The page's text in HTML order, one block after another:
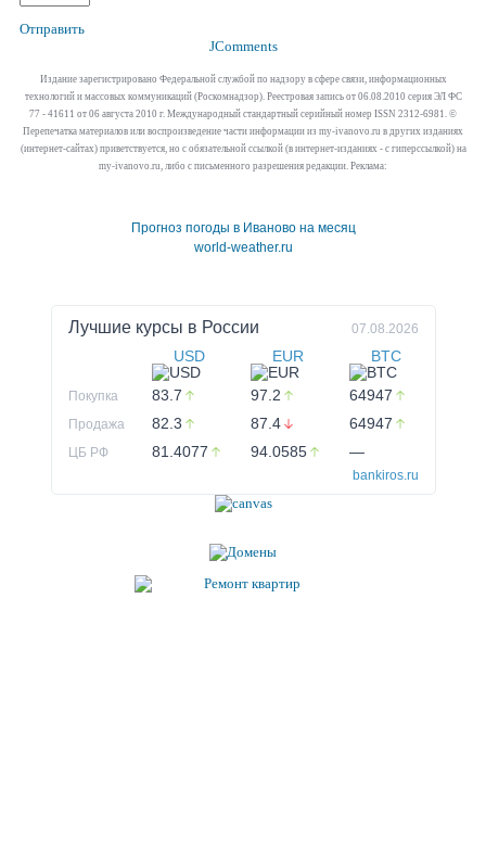
Отправить
JComments
Издание зарегистрировано Федеральной службой по надзору в сфере связи, информационных
технологий и массовых коммуникаций (Роскомнадзор). Реестровая запись от 06.08.2010 серия ЭЛ ФС
77 - 41611 от 06 августа 2010 г. Международный стандартный серийный номер ISSN 2312-6981. ©
Перепечатка материалов или воспроизведение части информации из my-ivanovo.ru в других изданиях
(интернет-сайтах) приветствуется, но с обязательной ссылкой (в интернет-изданиях - с гиперссылкой) на
my-ivanovo.ru, либо с письменного разрешения редакции. Реклама:
Прогноз погоды в Иваново на месяц
world-weather.ru
Лучшие курсы в России 07.08.2026
USD EUR BTC
Покупка 83.7 97.2 64947
Продажа 82.3 87.4 64947
ЦБ РФ 81.4077 94.0585 —
bankiros.ru